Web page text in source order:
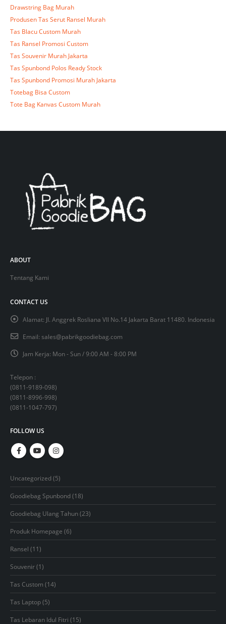
Drawstring Bag Murah
Produsen Tas Serut Ransel Murah
Tas Blacu Custom Murah
Tas Ransel Promosi Custom
Tas Souvenir Murah Jakarta
Tas Spunbond Polos Ready Stock
Tas Spunbond Promosi Murah Jakarta
Totebag Bisa Custom
Tote Bag Kanvas Custom Murah
ABOUT
Tentang Kami
CONTACT US
Alamat: Jl. Anggrek Rosliana VII No.14 Jakarta Barat 11480. Indonesia
Email: sales@pabrikgoodiebag.com
Jam Kerja: Mon - Sun / 9:00 AM - 8:00 PM
Telepon :
(0811-9189-098)
(0811-8996-998)
(0811-1047-797)
FOLLOW US
Uncategorized 55
products
Goodiebag Spunbond 1818
products
Goodiebag Ulang Tahun 2323
products
Produk Homepage 66
products
Ransel 1111
products
Souvenir 11
product
Tas Custom 1414
products
Tas Laptop 55
products
Tas Lebaran Idul Fitri 1515